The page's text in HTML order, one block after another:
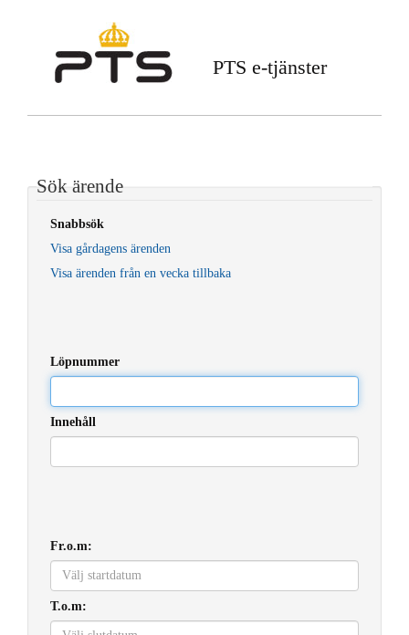
PTS e-tjänster
Sök ärende
Snabbsök
Visa gårdagens ärenden
Visa ärenden från en vecka tillbaka
Löpnummer
Innehåll
Fr.o.m:
T.o.m: